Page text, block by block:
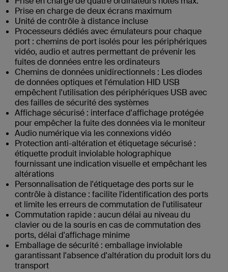
Prise en charge de deux écrans maximum
Unité de contrôle à distance incluse
Processeurs dédiés avec émulateurs pour chaque
port : chemins de port isolés pour les périphériques
vidéo, audio et autres permettant de prévenir les
fuites de données entre les ordinateurs
Chemins de données unidirectionnels : Les diodes
de données optiques et l'émulation HID USB
empêchent l'utilisation des périphériques USB avec
des failles de sécurité des systèmes
Affichage sécurisé : interface d'affichage protégée
pour empêcher la fuite des données via le moniteur
Audio numérique via les connexions vidéo
Protection anti-altération et étiquetage sécurisé :
étiquette produit inviolable holographique
fournissant une indication visuelle et empêchant les
altérations
Personnalisation de l'étiquetage des ports sur le
contrôle à distance : facilite l'identification des ports
et limite les erreurs de commutation de l'utilisateur
Commutation rapide : aucun délai au niveau du
clavier ou de la souris en cas de commutation des
ports, délai d'affichage minime
Emballage de sécurité : emballage inviolable
garantissant l'absence d'altération du produit lors du
transport